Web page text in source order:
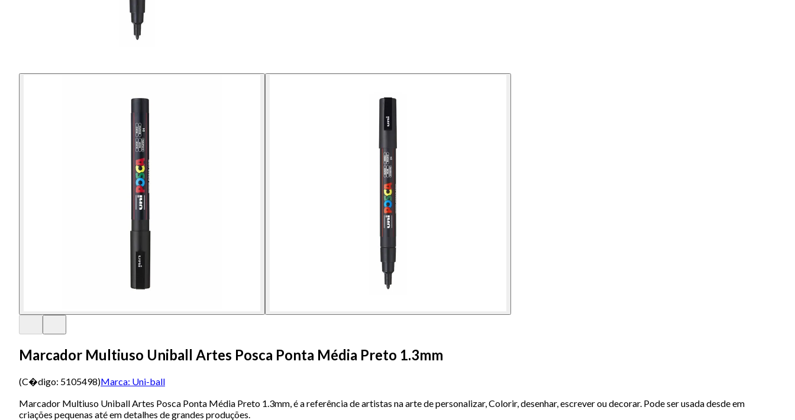
Marcador Multiuso Uniball Artes Posca Ponta Média Preto 1.3mm
(C�digo: 5105498)Marca: Uni-ball
Marcador Multiuso Uniball Artes Posca Ponta Média Preto 1.3mm, é a referência de artistas na arte de personalizar, Colorir, desenhar, escrever ou decorar. Pode ser usada desde em
criações pequenas até em detalhes de grandes produções.